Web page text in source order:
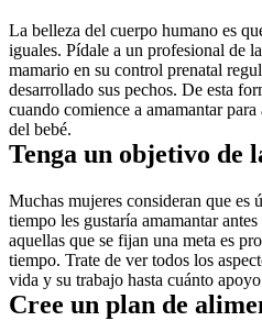
La belleza del cuerpo humano es
iguales. Pídale a un profesional de
mamario en su control prenatal
desarrollado sus pechos. De esta
cuando comience a amamantar
del bebé.
Tenga un objetivo de
Muchas mujeres consideran que es
tiempo les gustaría amamantar
aquellas que se fijan una meta es
tiempo. Trate de ver todos los
vida y su trabajo hasta cuánto
Cree un plan de